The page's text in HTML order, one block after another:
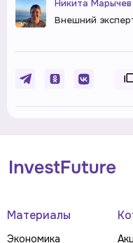
Никита Марычев
Внешний
Материалы
Экономика